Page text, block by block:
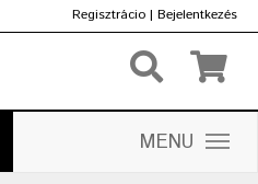
Regisztrácio | Bejelentkezés
MENU